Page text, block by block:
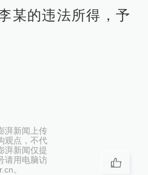
某的违法所得，予
湃新闻上传
观点，不代
湃新闻仅提
请用电脑访
。